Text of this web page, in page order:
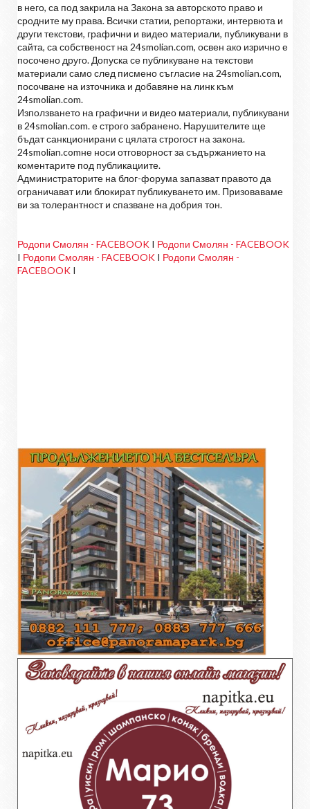
в него, са под закрила на Закона за авторското право и
сродните му права. Всички статии, репортажи, интервюта и
други текстови, графични и видео материали, публикувани в
сайта, са собственост на 24smolian.com, освен ако изрично е
посочено друго. Допуска се публикуване на текстови
материали само след писмено съгласие на 24smolian.com,
посочване на източника и добавяне на линк към
24smolian.com.
Използването на графични и видео материали, публикувани
в 24smolian.com. е строго забранено. Нарушителите ще
бъдат санкционирани с цялата строгост на закона.
24smolian.comне носи отговорност за съдържанието на
коментарите под публикациите.
Администраторите на блог-форума запазват правото да
ограничават или блокират публикуването им. Призоваваме
ви за толерантност и спазване на добрия тон.
Родопи Смолян - FACEBOOK I Родопи Смолян - FACEBOOK
I Родопи Смолян - FACEBOOK I Родопи Смолян -
FACEBOOK I